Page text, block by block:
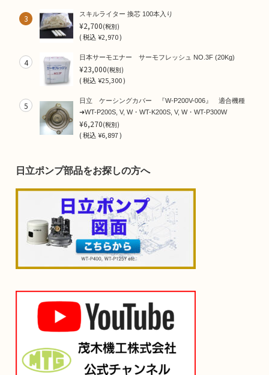
3 スキルライター 換芯 100本入り
¥2,700(税別)
(税込¥2,970 )
4 日本サーモエナー サーモフレッシュ NO.3F (20Kg)
¥23,000(税別)
(税込¥25,300 )
5
日立 ケーシングカバー 『W-P200V-006』 適合機種
➜WT-P200S, V, W・WT-K200S, V, W・WT-P300W
¥6,270(税別)
(税込¥6,897 )
日立ポンプ部品をお探しの方へ